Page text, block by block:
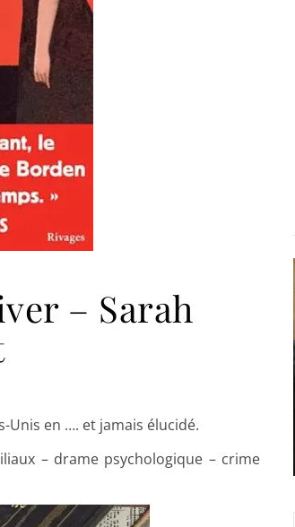
– Sarah
Unis en …. et jamais élucidé.
– drame psychologique – crime